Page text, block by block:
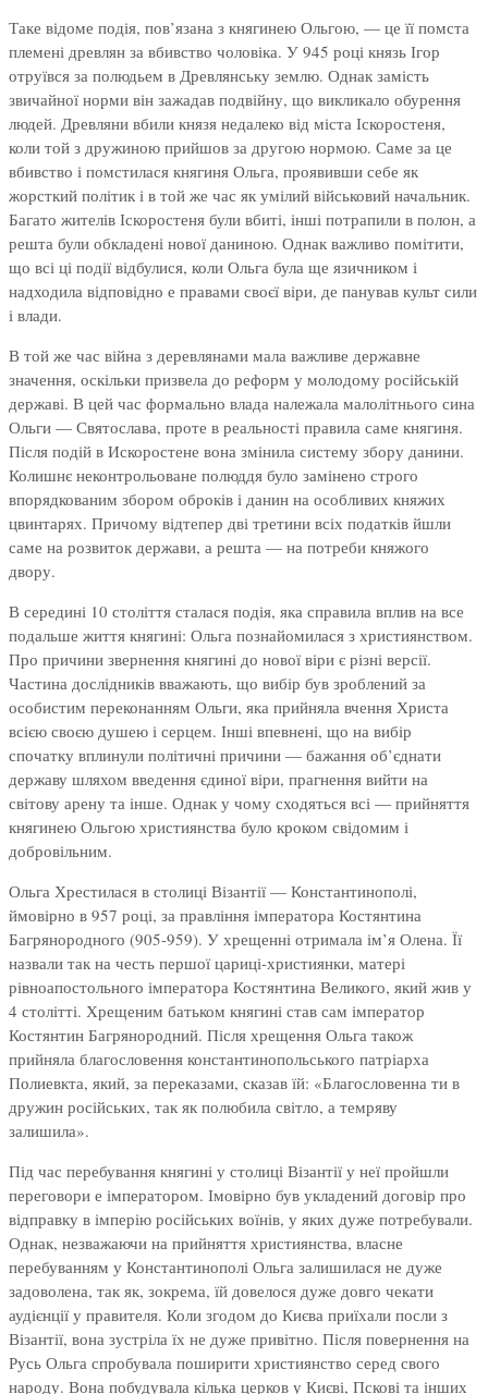
Таке відоме подія, пов’язана з княгинею Ольгою, — це її помста
племені древлян за вбивство чоловіка. У 945 році князь Ігор
отруївся за полюдьем в Древлянську землю. Однак замість
звичайної норми він зажадав подвійну, що викликало обурення
людей. Древляни вбили князя недалеко від міста Іскоростеня,
коли той з дружиною прийшов за другою нормою. Саме за це
вбивство і помстилася княгиня Ольга, проявивши себе як
жорсткий політик і в той же час як умілий військовий начальник.
Багато жителів Іскоростеня були вбиті, інші потрапили в полон, а
решта були обкладені нової даниною. Однак важливо помітити,
що всі ці події відбулися, коли Ольга була ще язичником і
надходила відповідно е правами своєї віри, де панував культ сили
і влади.
В той же час війна з деревлянами мала важливе державне
значення, оскільки призвела до реформ у молодому російській
державі. В цей час формально влада належала малолітнього сина
Ольги — Святослава, проте в реальності правила саме княгиня.
Після подій в Искоростене вона змінила систему збору данини.
Колишнє неконтрольоване полюддя було замінено строго
впорядкованим збором оброків і данин на особливих княжих
цвинтарях. Причому відтепер дві третини всіх податків йшли
саме на розвиток держави, а решта — на потреби княжого
двору.
В середині 10 століття сталася подія, яка справила вплив на все
подальше життя княгині: Ольга познайомилася з християнством.
Про причини звернення княгині до нової віри є різні версії.
Частина дослідників вважають, що вибір був зроблений за
особистим переконанням Ольги, яка прийняла вчення Христа
всією своєю душею і серцем. Інші впевнені, що на вибір
спочатку вплинули політичні причини — бажання об’єднати
державу шляхом введення єдиної віри, прагнення вийти на
світову арену та інше. Однак у чому сходяться всі — прийняття
княгинею Ольгою християнства було кроком свідомим і
добровільним.
Ольга Хрестилася в столиці Візантії — Константинополі,
ймовірно в 957 році, за правління імператора Костянтина
Багрянородного (905-959). У хрещенні отримала ім’я Олена. Її
назвали так на честь першої цариці-християнки, матері
рівноапостольного імператора Костянтина Великого, який жив у
4 столітті. Хрещеним батьком княгині став сам імператор
Костянтин Багрянородний. Після хрещення Ольга також
прийняла благословення константинопольського патріарха
Полиевкта, який, за переказами, сказав їй: «Благословенна ти в
дружин російських, так як полюбила світло, а темряву
залишила».
Під час перебування княгині у столиці Візантії у неї пройшли
переговори е імператором. Імовірно був укладений договір про
відправку в імперію російських воїнів, у яких дуже потребували.
Однак, незважаючи на прийняття християнства, власне
перебуванням у Константинополі Ольга залишилася не дуже
задоволена, так як, зокрема, їй довелося дуже довго чекати
аудієнції у правителя. Коли згодом до Києва приїхали посли з
Візантії, вона зустріла їх не дуже привітно. Після повернення на
Русь Ольга спробувала поширити християнство серед свого
народу. Вона побудувала кілька церков у Києві, Пскові та інших